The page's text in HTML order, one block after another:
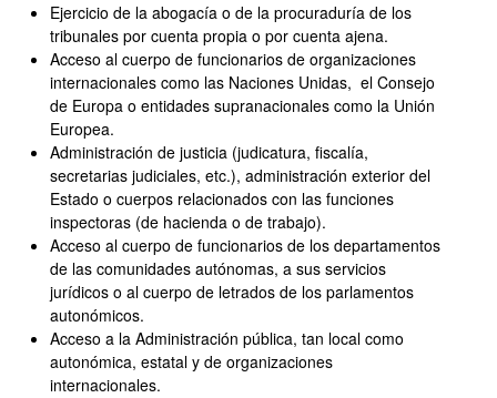
Ejercicio de la abogacía o de la procuraduría de los
tribunales por cuenta propia o por cuenta ajena.
Acceso al cuerpo de funcionarios de organizaciones
internacionales como las Naciones Unidas, el Consejo
de Europa o entidades supranacionales como la Unión
Europea.
Administración de justicia (judicatura, fiscalía,
secretarias judiciales, etc.), administración exterior del
Estado o cuerpos relacionados con las funciones
inspectoras (de hacienda o de trabajo).
Acceso al cuerpo de funcionarios de los departamentos
de las comunidades autónomas, a sus servicios
jurídicos o al cuerpo de letrados de los parlamentos
autonómicos.
Acceso a la Administración pública, tan local como
autonómica, estatal y de organizaciones
internacionales.